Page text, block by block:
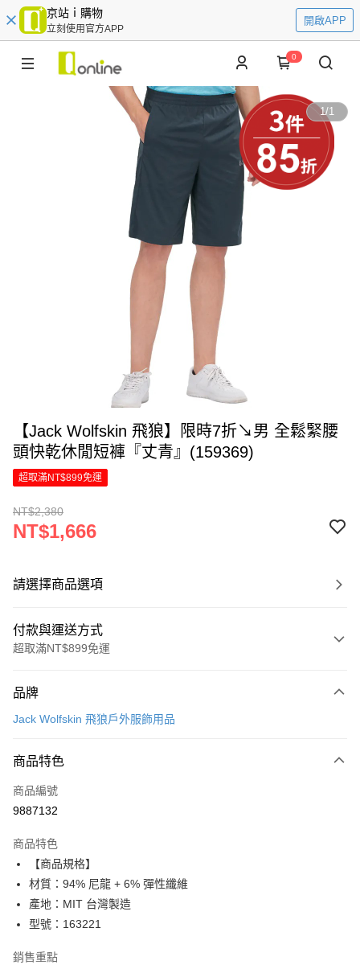
京站ｉ購物
立刻使用官方APP
開啟APP
0
1/1
【Jack Wolfskin 飛狼】限時7折↘男 全鬆緊腰
頭快乾休閒短褲『丈青』(159369)
超取滿NT$899免運
NT$2,380
NT$1,666
請選擇商品選項
付款與運送方式
超取滿NT$899免運
信用卡一次付款
Apple Pay
街口支付
Google Pay
全盈+PAY
大哥付你分期
相關說明
1.本服務由台灣大哥大提供，台灣大哥大用戶可立即使用無須另外申請。
AFTEE先享後付
品牌
Jack Wolfskin 飛狼戶外服飾用品
商品特色
商品編號
9887132
商品特色
【商品規格】
材質：94% 尼龍 + 6% 彈性纖維
產地：MIT 台灣製造
型號：163221
銷售重點